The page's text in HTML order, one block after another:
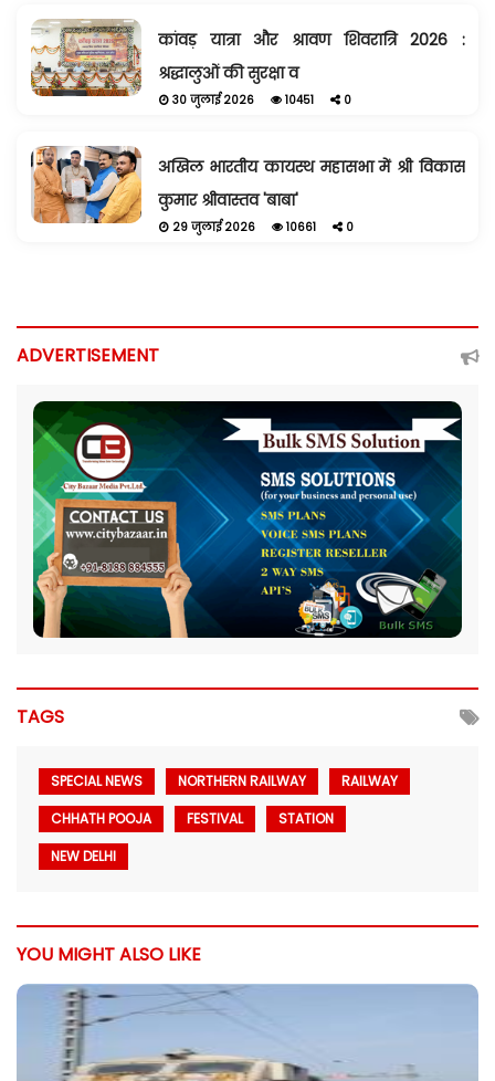
कांवड़ यात्रा और श्रावण शिवरात्रि 2026 :
श्रद्धालुओं की सुरक्षा व
30 जुलाई 2026 10451 0
अखिल भारतीय कायस्थ महासभा में श्री विकास
कुमार श्रीवास्तव 'बाबा'
29 जुलाई 2026 10661 0
ADVERTISEMENT
TAGS
SPECIAL NEWS NORTHERN RAILWAY
RAILWAY
CHHATH POOJA
FESTIVAL
STATION
NEW DELHI
YOU MIGHT ALSO LIKE